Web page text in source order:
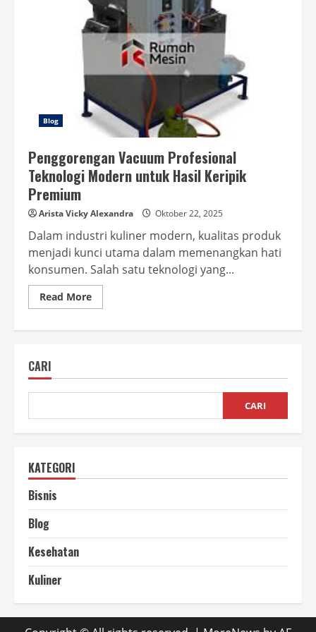
Blog
Penggorengan Vacuum Profesional
Teknologi Modern untuk Hasil Keripik
Premium
Arista Vicky Alexandra Oktober 22, 2025
Dalam industri kuliner modern, kualitas produk
menjadi kunci utama dalam memenangkan hati
konsumen. Salah satu teknologi yang...
Read MoreRead
more
untuk
Keripik
CARI
CARI
KATEGORI
Bisnis
Blog
Kesehatan
Kuliner